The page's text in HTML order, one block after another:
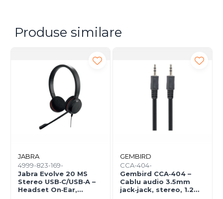
Produse similare
JABRA
4999-823-169-
Jabra Evolve 20 MS
Stereo USB‑C/USB‑A –
Headset On‑Ear,
GEMBIRD
CCA-404-
Gembird CCA‑404 –
Cablu audio 3.5mm
jack‑jack, stereo, 1.2m,